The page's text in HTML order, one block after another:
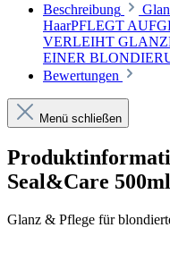
Beschreibung
HaarPFLEGT
VERLEIHT
EINER
Bewertungen
Menü schließen
Seal&Care
Glanz & Pflege für